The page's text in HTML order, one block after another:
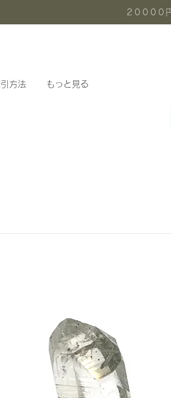
20000円
方法 もっと見る